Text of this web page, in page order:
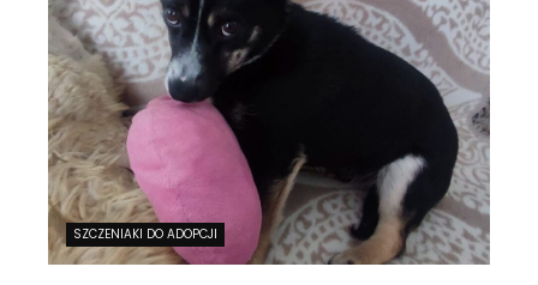
SZCZENIAKI DO ADOPCJI